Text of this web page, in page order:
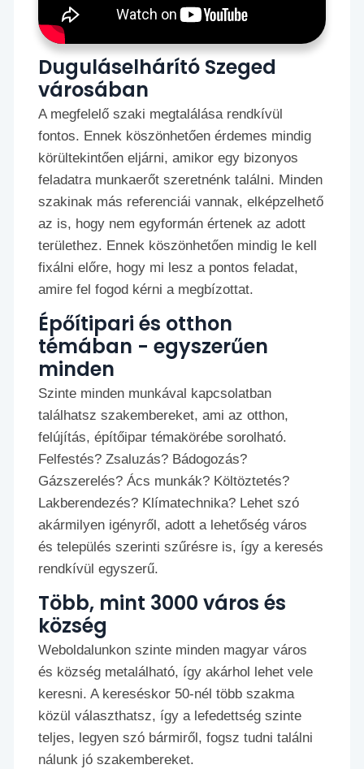
Duguláselhárító Szeged
városában
A megfelelő szaki megtalálása rendkívül
fontos. Ennek köszönhetően érdemes mindig
körültekintően eljárni, amikor egy bizonyos
feladatra munkaerőt szeretnénk találni. Minden
szakinak más referenciái vannak, elképzelhető
az is, hogy nem egyformán értenek az adott
területhez. Ennek köszönhetően mindig le kell
fixálni előre, hogy mi lesz a pontos feladat,
amire fel fogod kérni a megbízottat.
Épőítipari és otthon
témában - egyszerűen
minden
Szinte minden munkával kapcsolatban
találhatsz szakembereket, ami az otthon,
felújítás, építőipar témakörébe sorolható.
Felfestés? Zsaluzás? Bádogozás?
Gázszerelés? Ács munkák? Költöztetés?
Lakberendezés? Klímatechnika? Lehet szó
akármilyen igényről, adott a lehetőség város
és település szerinti szűrésre is, így a keresés
rendkívül egyszerű.
Több, mint 3000 város és
község
Weboldalunkon szinte minden magyar város
és község metalálható, így akárhol lehet vele
keresni. A kereséskor 50-nél több szakma
közül választhatsz, így a lefedettség szinte
teljes, legyen szó bármiről, fogsz tudni találni
nálunk jó szakembereket.